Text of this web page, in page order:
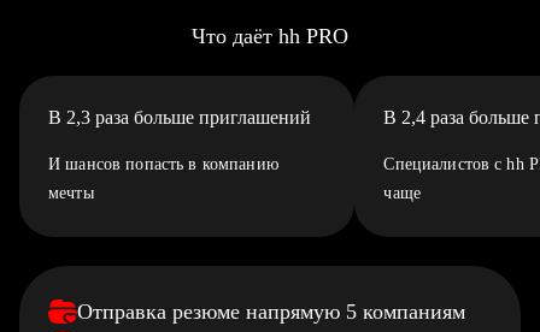
Что даёт hh PRO
В 2,3 раза больше приглашений
И шансов попасть в компанию
мечты
В 2,4 раза больше
Специалистов с hh
чаще
Отправка резюме напрямую 5 компаниям